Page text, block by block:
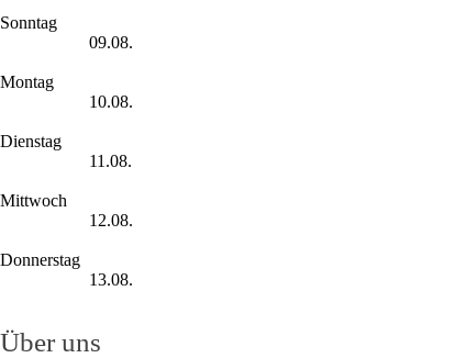
Sonntag
09.08.
Montag
10.08.
Dienstag
11.08.
Mittwoch
12.08.
Donnerstag
13.08.
Über uns